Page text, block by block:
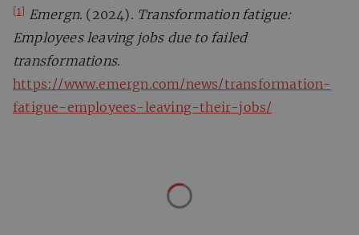
[1] Emergn. (2024). Transformation fatigue:
Employees leaving jobs due to failed
transformations.
https://www.emergn.com/news/transformation-
fatigue-employees-leaving-their-jobs/
Loading...